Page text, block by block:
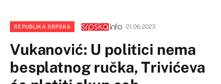
REPUBLIKA SRPSKA 21.06.2023
Vukanović: U politici nema
besplatnog ručka, Trivićeva